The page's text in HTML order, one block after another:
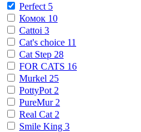
Perfect 5
Комок 10
Cattoi 3
Cat's choice 11
Cat Step 28
FOR CATS 16
Murkel 25
PottyPot 2
PureMur 2
Real Cat 2
Smile King 3